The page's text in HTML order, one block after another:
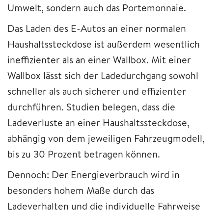
Umwelt, sondern auch das Portemonnaie.
Das Laden des E-Autos an einer normalen
Haushaltssteckdose ist außerdem wesentlich
ineffizienter als an einer Wallbox. Mit einer
Wallbox lässt sich der Ladedurchgang sowohl
schneller als auch sicherer und effizienter
durchführen. Studien belegen, dass die
Ladeverluste an einer Haushaltssteckdose,
abhängig von dem jeweiligen Fahrzeugmodell,
bis zu 30 Prozent betragen können.
Dennoch: Der Energieverbrauch wird in
besonders hohem Maße durch das
Ladeverhalten und die individuelle Fahrweise